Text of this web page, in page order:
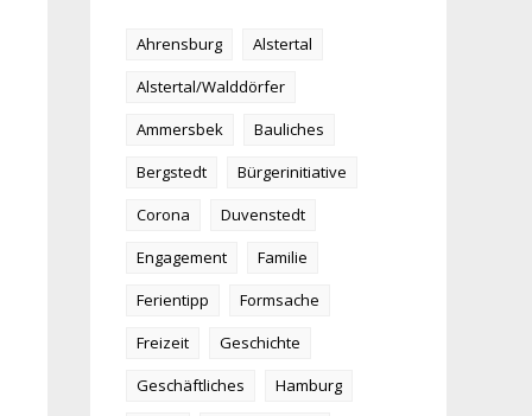
Ahrensburg
Alstertal
Alstertal/Walddörfer
Ammersbek
Bauliches
Bergstedt
Bürgerinitiative
Corona
Duvenstedt
Engagement
Familie
Ferientipp
Formsache
Freizeit
Geschichte
Geschäftliches
Hamburg